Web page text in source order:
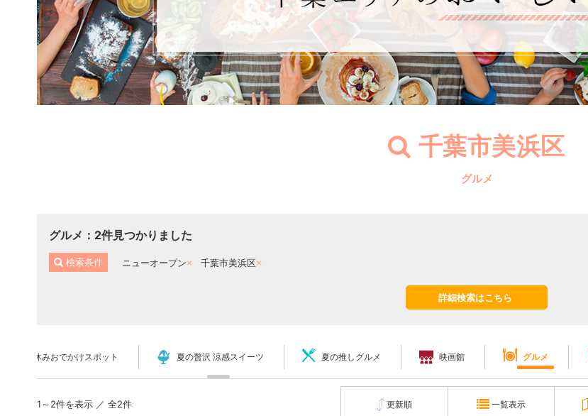
千葉市美浜区
グルメ
グルメ ： 2件見つかりました
検索条件 ニューオープン 千葉市美浜区
詳細検索はこちら
夏休みおでかけスポット 夏の贅沢 涼感スイーツ 夏の推しグルメ 映画館 グルメ
1～2件を表示 ／ 全2件 更新順 一覧表示